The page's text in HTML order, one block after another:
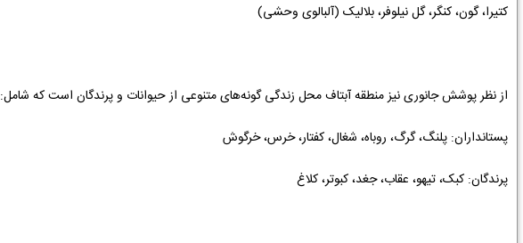
کتیرا، گون، کنگر، گل نیلوفر، بلالیک (آلبالوی وحشی)
از نظر پوشش جانوری نیز منطقه آبتاف محل زندگی گونه‌های متنوعی از حیوانات و پرندگان است که شامل:
پستانداران: پلنگ، گرگ، روباه، شغال، کفتار، خرس، خرگوش
پرندگان: کبک، تیهو، عقاب، جغد، کبوتر، کلاغ